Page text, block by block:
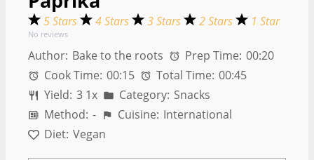
5 Stars 4 Stars 3 Stars 2 Stars 1 Star
No reviews
Author: Bake to the roots Prep Time: 00:20
Cook Time: 00:15 Total Time: 00:45
Yield: 3 1x Category: Snacks
Method: - Cuisine: International
Diet: Vegan